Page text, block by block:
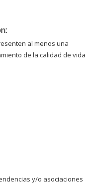
al menos una
de la calidad de vida
y/o asociaciones